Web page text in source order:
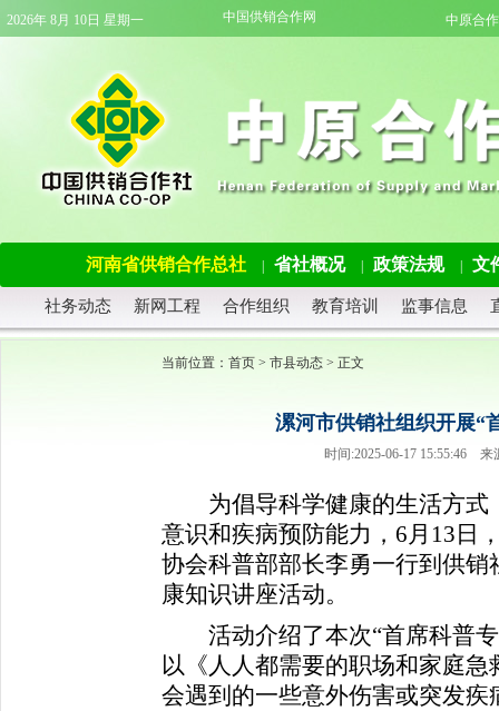
2026年 8月 10日 星期一 中国供销合作网 中原合
河南省供销合作总社 省社概况 政策法规 文
社务动态 新网工程 合作组织 教育培训 监事信息
当前位置： 首页 > 市县动态 > 正文
漯河市供销社组织开展“
时间:2025-06-17 15:55:46
为倡导科学健康的生活方式
意识和疾病预防能力，6月13日
协会科普部部长李勇一行到供销
康知识讲座活动。
活动介绍了本次“首席科普
以《人人都需要的职场和家庭
会遇到的一些意外伤害或突发